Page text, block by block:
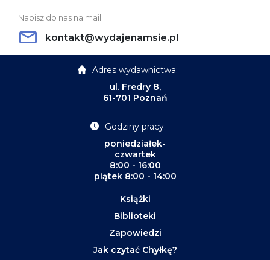
Napisz do nas na mail:
kontakt@wydajenamsie.pl
Adres wydawnictwa:
ul. Fredry 8,
61-701 Poznań
Godziny pracy:
poniedziałek-
czwartek
8:00 - 16:00
piątek 8:00 - 14:00
Książki
Biblioteki
Zapowiedzi
Jak czytać Chyłkę?